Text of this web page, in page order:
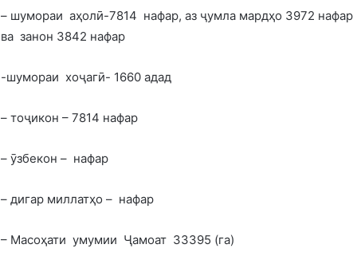
– шумораи аҳолӣ-7814 нафар, аз ҷумла мардҳо 3972 нафар
ва занон 3842 нафар
-шумораи хоҷагӣ- 1660 адад
– тоҷикон – 7814 нафар
– ӯзбекон – нафар
– дигар миллатҳо – нафар
– Масоҳати умумии Ҷамоат 33395 (га)